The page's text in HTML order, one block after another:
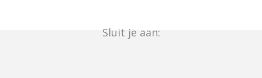
Sluit je aan: